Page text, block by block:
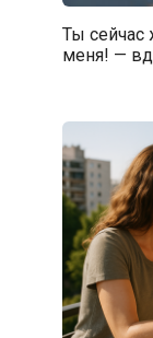
Ты сейчас
меня! —